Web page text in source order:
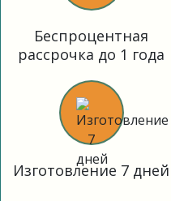
Беспроцентная
рассрочка до 1 года
Изготовление 7 дней